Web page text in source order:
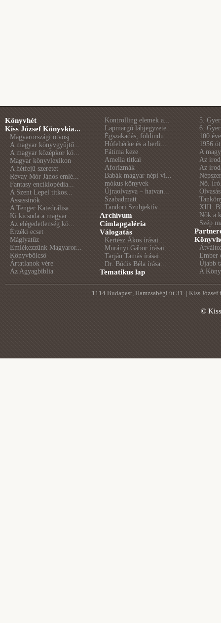
Könyvhét
Kiss József Könyvkia...
Magyarországi ötvösj...
A magyar könyvgyűjtő...
A magyar középkor kö...
Magyar könyvlexikon
A hétfejű szeretet
Révay Mór János emlé...
Fantasy enciklopédia...
A Szent Lepel titkos...
Assassinók
A Tenger Katedrálisa...
Ki kicsoda a magyar ...
Az elégedetlenség kö...
Érzéki ecset
Máglyatűz
Emlékezzünk Magyaror...
Könyvbölcső
Ártatlanok vére
Az Agyagbiblia
Kontrolling elemek a...
Lapmargó lábjegyzete...
Égszakadás, földindu...
Hófehérke és a berli...
Fátima keze
Amelia titkai
Aforizmák
Babák magyar népi vi...
mókus könyvek
Újraolvasva – hatvan...
Szabadmatt
Tandori Szubjektív
Archívum
Címlapgaléria
Válogatás
Kertész Ákos írásai...
Murányi Gábor írásai...
Tarján Tamás írásai...
Dr. Bódis Béla írása...
Tematikus lap
5.
6.
100
1956
A
Az
Az
Nő.
XIII.
Nők a
Szép
Ember
Újabb
A
1114 Budapest, Hamzsabégi út 31. | Kiss
©